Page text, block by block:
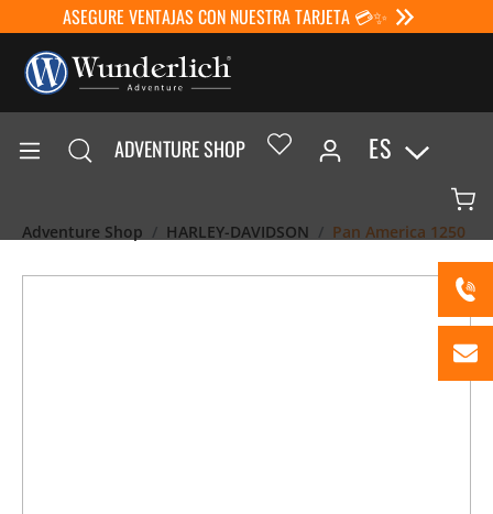
ASEGURE VENTAJAS CON NUESTRA TARJETA 💳✨
ADVENTURE SHOP ES
Adventure Shop HARLEY-DAVIDSON Pan America 1250